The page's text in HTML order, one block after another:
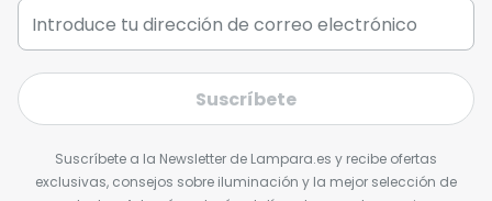
Suscríbete
Suscríbete a la Newsletter de Lampara.es y recibe ofertas
exclusivas, consejos sobre iluminación y la mejor selección de